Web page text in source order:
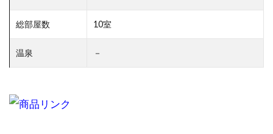
総部屋数 10室
温泉 －